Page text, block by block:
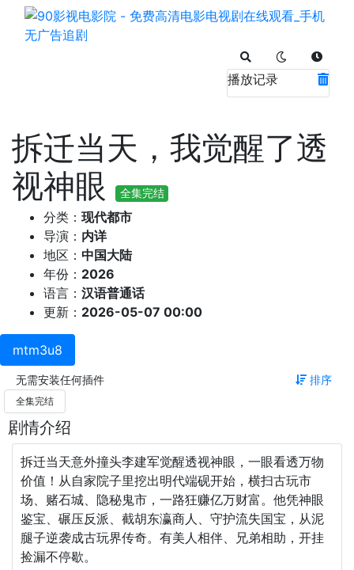
播放记录
拆迁当天，我觉醒了透
视神眼
全集完结
分类： 现代都市
导演： 内详
地区： 中国大陆
年份： 2026
语言： 汉语普通话
更新： 2026-05-07 00:00
mtm3u8
无需安装任何插件 排序
全集完结
剧情介绍
拆迁当天意外撞头李建军觉醒透视神眼，一眼看透万物
价值！从自家院子里挖出明代端砚开始，横扫古玩市
场、赌石城、隐秘鬼市，一路狂赚亿万财富。他凭神眼
鉴宝、碾压反派、截胡东瀛商人、守护流失国宝，从泥
腿子逆袭成古玩界传奇。有美人相伴、兄弟相助，开挂
捡漏不停歇。